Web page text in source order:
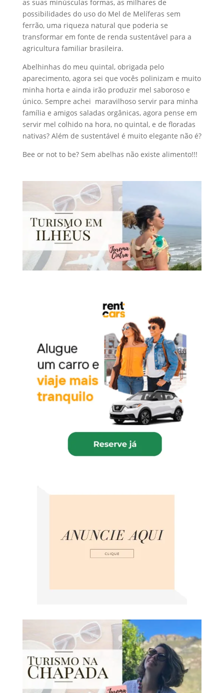
as suas minúsculas formas, as milhares de
possibilidades do uso do Mel de Melíferas sem
ferrão, uma riqueza natural que poderia se
transformar em fonte de renda sustentável para a
agricultura familiar brasileira.
Abelhinhas do meu quintal, obrigada pelo
aparecimento, agora sei que vocês polinizam e muito
minha horta e ainda irão produzir mel saboroso e
único. Sempre achei maravilhoso servir para minha
família e amigos saladas orgânicas, agora pense em
servir mel colhido na hora, no quintal, e de floradas
nativas? Além de sustentável é muito elegante não é?
Bee or not to be? Sem abelhas não existe alimento!!!